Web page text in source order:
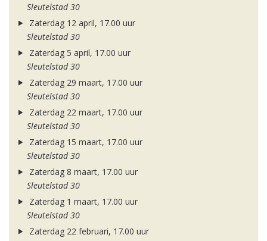
Sleutelstad 30
Zaterdag 12 april, 17.00 uur
Sleutelstad 30
Zaterdag 5 april, 17.00 uur
Sleutelstad 30
Zaterdag 29 maart, 17.00 uur
Sleutelstad 30
Zaterdag 22 maart, 17.00 uur
Sleutelstad 30
Zaterdag 15 maart, 17.00 uur
Sleutelstad 30
Zaterdag 8 maart, 17.00 uur
Sleutelstad 30
Zaterdag 1 maart, 17.00 uur
Sleutelstad 30
Zaterdag 22 februari, 17.00 uur